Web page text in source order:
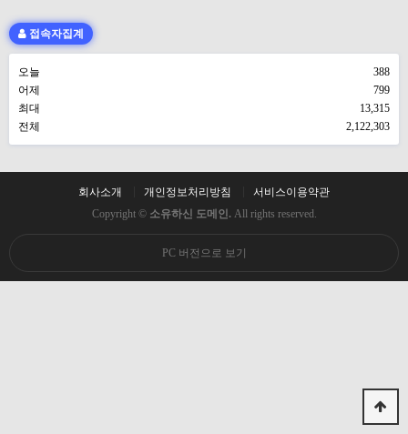
접속자집계
오늘
388
어제
799
최대
13,315
전체
2,122,303
회사소개 개인정보처리방침
서비스이용약관
Copyright © 소유하신 도메인. All rights reserved.
PC 버전으로 보기